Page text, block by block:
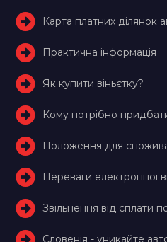
Карта платних ділянок
Практична інформація
Як купити віньєтку?
Кому потрібно
Положення для
Переваги електронної
Звільнення від сплати
Словенія - уникайте